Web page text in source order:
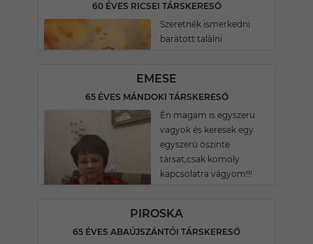
60 ÉVES RICSEI TÁRSKERESŐ
Szeretnék ismerkedni
baràtott talàlni
EMESE
65 ÉVES MÁNDOKI TÁRSKERESŐ
Én magam is egyszerü
vagyok és keresek egy
egyszerü öszinte
társat,csak komoly
kapcsolatra vágyom!!!
PIROSKA
65 ÉVES ABAÚJSZÁNTÓI TÁRSKERESŐ